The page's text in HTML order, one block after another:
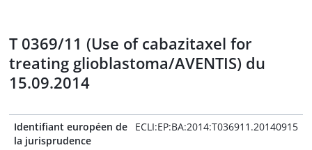
T 0369/11 (Use of cabazitaxel for
treating glioblastoma/AVENTIS) du
15.09.2014
Identifiant européen de
la jurisprudence
ECLI:EP:BA:2014:T036911.20140915